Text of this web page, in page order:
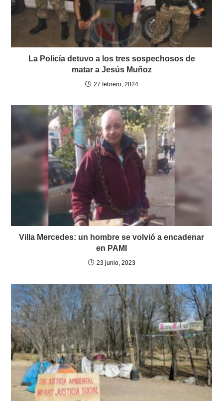
La Policía detuvo a los tres sospechosos de
matar a Jesús Muñoz
27 febrero, 2024
Villa Mercedes: un hombre se volvió a encadenar
en PAMI
23 junio, 2023